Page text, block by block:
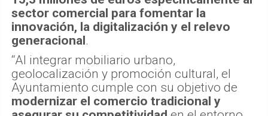
sector comercial para fomentar la
innovación, la digitalización y el relevo
generacional.
“Al integrar mobiliario urbano,
geolocalización y promoción cultural, el
Ayuntamiento cumple con su objetivo de
modernizar el comercio tradicional y